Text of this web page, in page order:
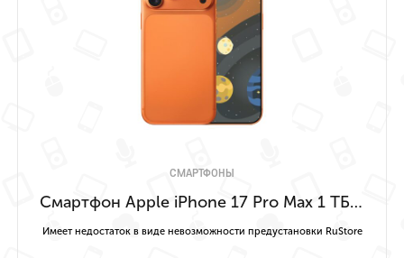
СМАРТФОНЫ
Смартфон Apple iPhone 17 Pro Max 1 ТБ («Космический оранжевый» | Cosmic Orange) Имеет недостаток в виде невозможности предустановки RuStore
Имеет недостаток в виде невозможности предустановки RuStore